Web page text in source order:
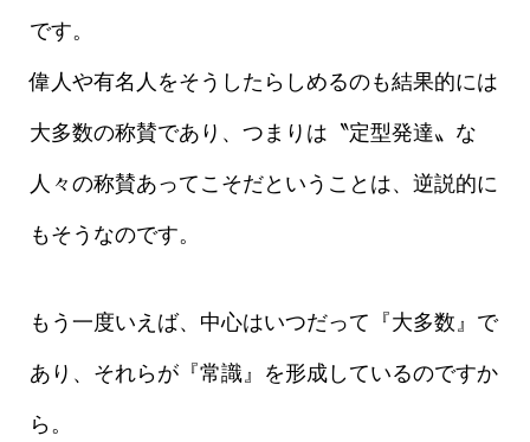
です。
偉人や有名人をそうしたらしめるのも結果的には
大多数の称賛であり、つまりは〝定型発達〟な
人々の称賛あってこそだということは、逆説的に
もそうなのです。
もう一度いえば、中心はいつだって『大多数』で
あり、それらが『常識』を形成しているのですか
ら。